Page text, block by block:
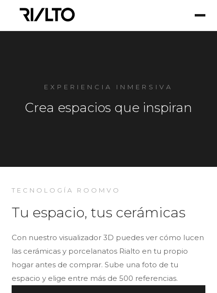
EXPERIENCIA INMERSIVA
Crea espacios que inspiran
TECNOLOGÍA ROOMVO
Tu espacio, tus cerámicas
Con nuestro visualizador 3D puedes ver cómo lucen
las cerámicas y porcelanatos Rialto en tu propio
hogar antes de comprar. Sube una foto de tu
espacio y elige entre más de 500 referencias.